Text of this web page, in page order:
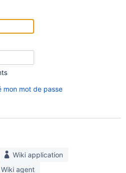
mon mot de passe
Wiki application
Wiki agent